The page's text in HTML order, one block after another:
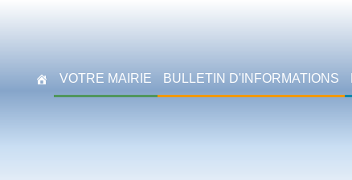
VOTRE MAIRIE BULLETIN D'INFORMATIONS